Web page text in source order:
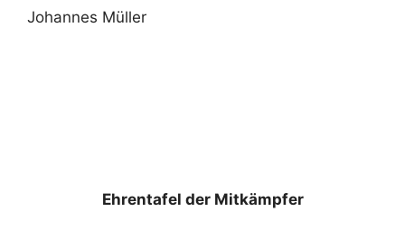
Johannes Müller
Ehrentafel der Mitkämpfer